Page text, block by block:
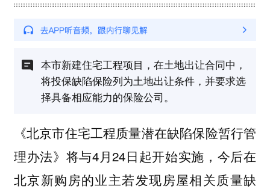
本市新建住宅工程项目，在土地出让合同中，
将投保缺陷保险列为土地出让条件，并要求选
择具备相应能力的保险公司。
《北京市住宅工程质量潜在缺陷保险暂行管
理办法》将与4月24日起开始实施 ，今后在
北京新购房的业主若发现房屋相关质量缺